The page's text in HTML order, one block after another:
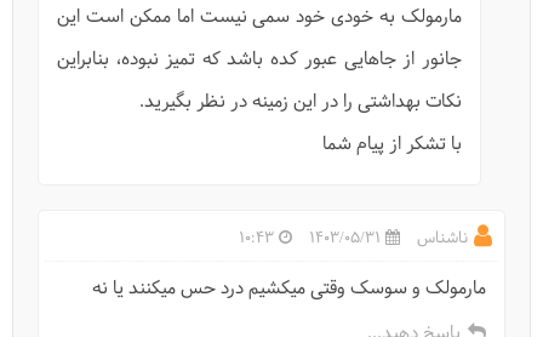
مارمولک به خودی خود سمی نیست اما ممکن است این
جانور از جاهایی عبور کده باشد که تمیز نبوده، بنابراین
نکات بهداشتی را در این زمینه در نظر بگیرید.
با تشکر از پیام شما
ناشناس 1403/05/31
10:43
مارمولک و سوسک وقتی میکشیم درد حس میکنند یا نه